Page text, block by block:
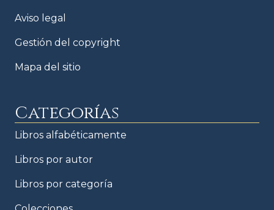
Aviso legal
Gestión del copyright
Mapa del sitio
Categorías
Libros alfabéticamente
Libros por autor
Libros por categoría